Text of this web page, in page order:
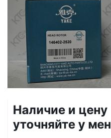
Наличие и цену
уточняйте у